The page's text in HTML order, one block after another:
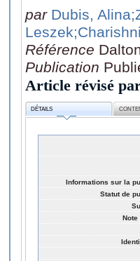
par Dubis, Alina
Leszek
Référence
Publication
Article révisé
DÉTAILS
Informations sur la
Statut de
Note